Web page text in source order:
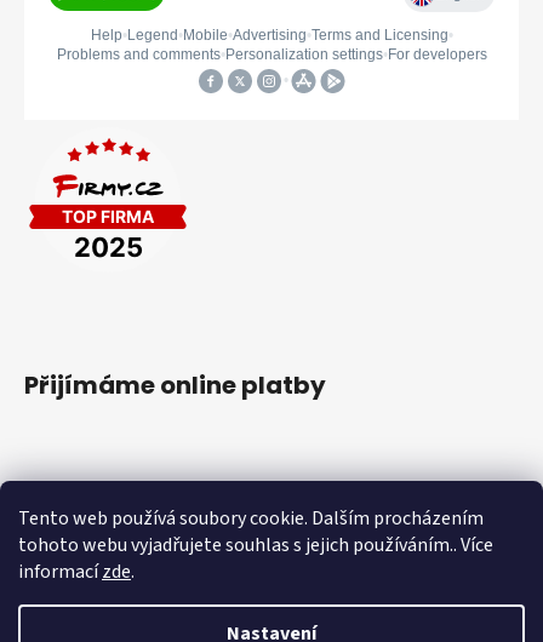
Tento web používá soubory cookie. Dalším procházením
tohoto webu vyjadřujete souhlas s jejich používáním.. Více
informacízde.
Nastavení
Přijímáme online platby
Vytvořil Shoptet&PekneWeby
Copyright 2026
vyhrazena.|Obchodní podmínky|Ochrana osobních údajů